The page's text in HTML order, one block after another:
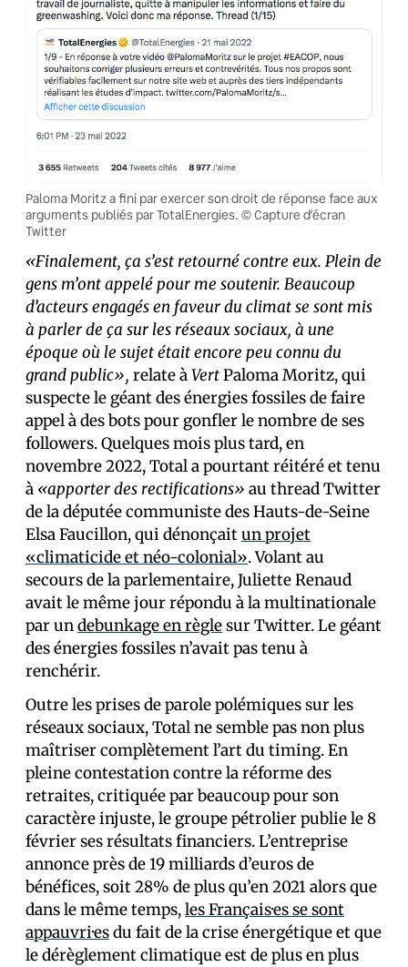
Paloma Moritz a fini par exercer son droit de réponse face aux
arguments publiés par TotalEnergies. © Capture d’écran
Twitter
«Finalement, ça s’est retourné contre eux. Plein de
gens m’ont appelé pour me soutenir. Beaucoup
d’acteurs engagés en faveur du climat se sont mis
à parler de ça sur les réseaux sociaux, à une
époque où le sujet était encore peu connu du
grand public», relate àVertPaloma Moritz, qui
suspecte le géant des énergies fossiles de faire
appel à des bots pour gonfler le nombre de ses
followers. Quelques mois plus tard, en
novembre 2022, Total a pourtant réitéré et tenu
à «apporter des rectifications» au thread Twitter
de la députée communiste des Hauts-de-Seine
Elsa Faucillon, qui dénonçaitun projet
«climaticide et néo-colonial». Volant au
secours de la parlementaire, Juliette Renaud
avait le même jour répondu à la multinationale
par undebunkage en règlesur Twitter. Le géant
des énergies fossiles n’avait pas tenu à
renchérir.
Outre les prises de parole polémiques sur les
réseaux sociaux, Total ne semble pas non plus
maîtriser complètement l’art du timing. En
pleine contestation contre la réforme des
retraites, critiquée par beaucoup pour son
caractère injuste, le groupe pétrolier publie le 8
février ses résultats financiers. L’entreprise
annonce près de 19 milliards d’euros de
bénéfices, soit 28% de plus qu’en 2021 alors que
dans le même temps,les Français·es se sont
appauvri·esdu fait de la crise énergétique et que
le dérèglement climatique est de plus en plus